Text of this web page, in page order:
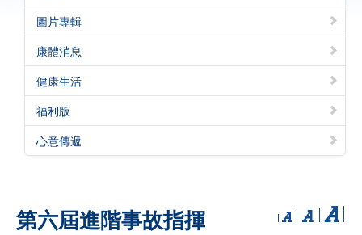
電子書版
警聲特刊
圖片專輯
康體消息
健康生活
福利版
心意傳遞
第六屆進階事故指揮